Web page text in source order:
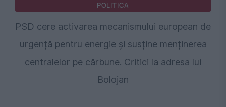
POLITICA
PSD cere activarea mecanismului european de
urgență pentru energie și susține menținerea
centralelor pe cărbune. Critici la adresa lui
Bolojan